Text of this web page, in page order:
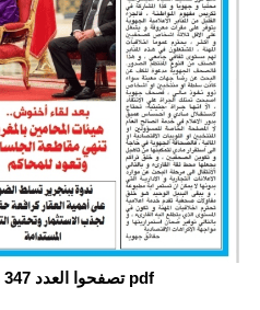
تصفحوا العدد 347 من جريدة حقائق جهوية الورقية pdf